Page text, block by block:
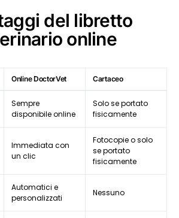
del libretto
online
Online DoctorVet Cartaceo
Sempre
disponibile online
Solo se portato
fisicamente
Immediata con
un clic
Fotocopie o solo
se portato
fisicamente
Automatici e
personalizzati
Nessuno